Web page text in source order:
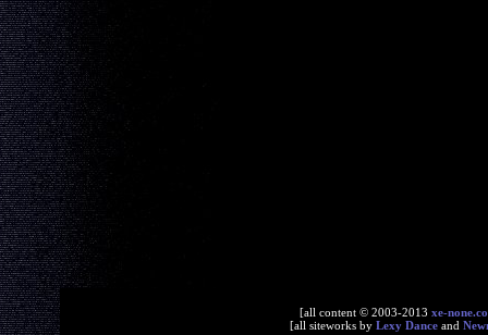
[all content © 2003-2013 xe-
[all siteworks by Lexy Danceand